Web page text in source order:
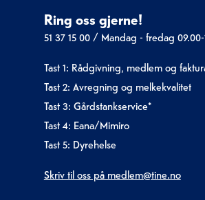
Ring oss gjerne!
51 37 15 00/ Mandag - fredag
Tast 1: Rådgivning, medlem og
Tast 2: Avregning og melkekvalitet
Tast 3: Gårdstankservice*
Tast 4: Eana/Mimiro
Tast 5: Dyrehelse
Skriv til oss på medlem@tine.no